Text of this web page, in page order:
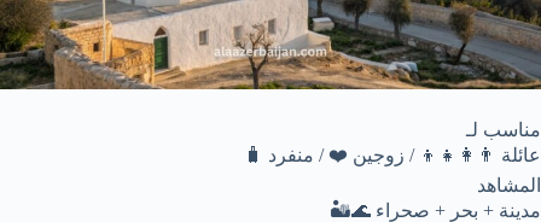
مناسب لـ
عائلة 👨‍👩‍👧‍👦 / زوجين ❤️ / منفرد 🧳
المشاهد
مدينة + بحر + صحراء 🌊🏜️